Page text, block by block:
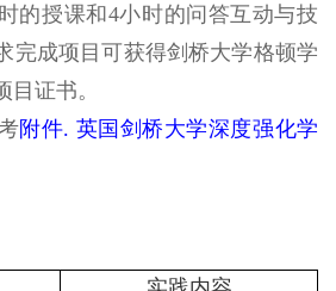
的授课和4小时的问答互动与技
完成项目可获得剑桥大学格顿学
证书。
附件. 英国剑桥大学深度强化学